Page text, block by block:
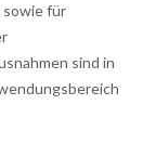
sowie für
sind in